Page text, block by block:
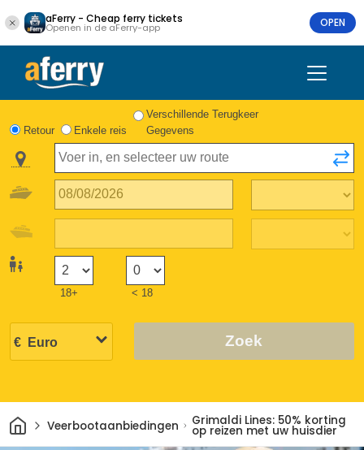
aFerry - Cheap ferry tickets
Openen in de aFerry-app OPEN
Retour Enkele reis
Verschillende Terugkeer
Gegevens
18+ < 18
Zoek
ThuisVeerbootaanbiedingen Grimaldi Lines: 50% korting
op reizen met uw huisdier